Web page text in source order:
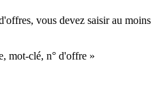
vous devez saisir au moins
mot-clé, n° d'offre »